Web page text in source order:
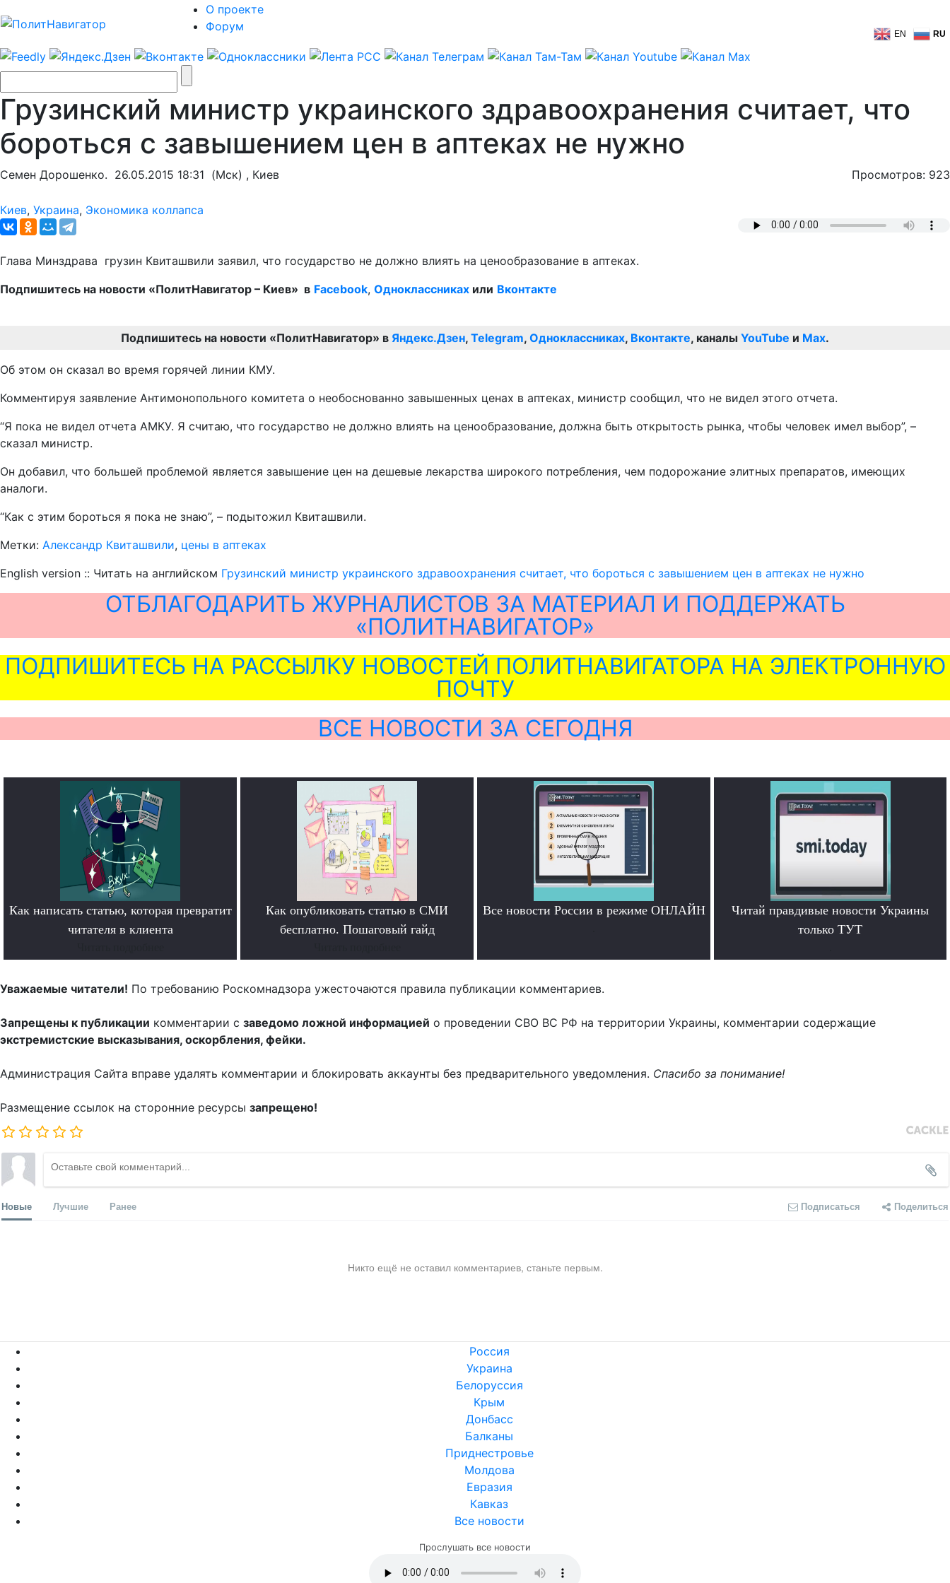
О проекте
Форум
EN RU
Грузинский министр украинского здравоохранения считает, что
бороться с завышением цен в аптеках не нужно
Семен Дорошенко. 26.05.2015 18:31 (Мск) , Киев Просмотров: 923
Киев, Украина, Экономика коллапса
Глава Минздрава грузин Квиташвили заявил, что государство не должно влиять на ценообразование в аптеках.
Подпишитесь на новости «ПолитНавигатор – Киев» в Facebook, Одноклассниках или Вконтакте
Подпишитесь на новости «ПолитНавигатор» в Яндекс.Дзен, Telegram, Одноклассниках, Вконтакте, каналы YouTube и Max.
Об этом он сказал во время горячей линии КМУ.
Комментируя заявление Антимонопольного комитета о необоснованно завышенных ценах в аптеках, министр сообщил, что не видел этого отчета.
“Я пока не видел отчета АМКУ. Я считаю, что государство не должно влиять на ценообразование, должна быть открытость рынка, чтобы человек имел выбор”, –
сказал министр.
Он добавил, что большей проблемой является завышение цен на дешевые лекарства широкого потребления, чем подорожание элитных препаратов, имеющих
аналоги.
“Как с этим бороться я пока не знаю”, – подытожил Квиташвили.
Метки: Александр Квиташвили, цены в аптеках
English version :: Читать на английском Грузинский министр украинского здравоохранения считает, что бороться с завышением цен в аптеках не нужно
ОТБЛАГОДАРИТЬ ЖУРНАЛИСТОВ ЗА МАТЕРИАЛ И ПОДДЕРЖАТЬ
«ПОЛИТНАВИГАТОР»
ПОДПИШИТЕСЬ НА РАССЫЛКУ НОВОСТЕЙ ПОЛИТНАВИГАТОРА НА ЭЛЕКТРОННУЮ
ПОЧТУ
ВСЕ НОВОСТИ ЗА СЕГОДНЯ
Как написать статью, которая превратит
читателя в клиента
Как опубликовать статью в СМИ
бесплатно. Пошаговый гайд
Все новости России в режиме ОНЛАЙН
Читай правдивые новости Украины
только ТУТ
Уважаемые читатели! По требованию Роскомнадзора ужесточаются правила публикации комментариев.
Запрещены к публикации комментарии с заведомо ложной информацией о проведении СВО ВС РФ на территории Украины, комментарии содержащие
экстремистские высказывания, оскорбления, фейки.
Администрация Сайта вправе удалять комментарии и блокировать аккаунты без предварительного уведомления. Спасибо за понимание!
Размещение ссылок на сторонние ресурсы запрещено!
Новые Лучшие Ранее Подписаться Поделиться
Никто ещё не оставил комментариев, станьте первым.
Россия
Украина
Белоруссия
Крым
Донбасс
Балканы
Приднестровье
Молдова
Евразия
Кавказ
Все новости
Прослушать все новости